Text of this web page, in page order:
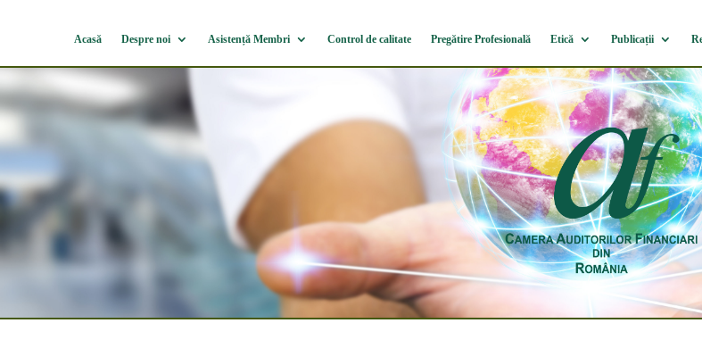
Acasă Despre noi Asistență Membri Control de calitate Pregătire Profesională Etică Publicații